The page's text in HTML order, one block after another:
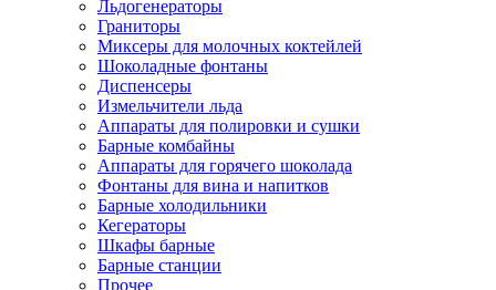
Льдогенераторы
Граниторы
Миксеры для молочных коктейлей
Шоколадные фонтаны
Диспенсеры
Измельчители льда
Аппараты для полировки и сушки
Барные комбайны
Аппараты для горячего шоколада
Фонтаны для вина и напитков
Барные холодильники
Кегераторы
Шкафы барные
Барные станции
Прочее